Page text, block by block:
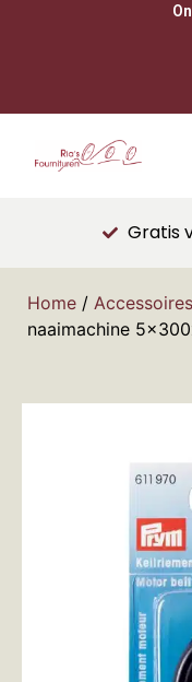
Gratis
Home / Accessoires
naaimachine